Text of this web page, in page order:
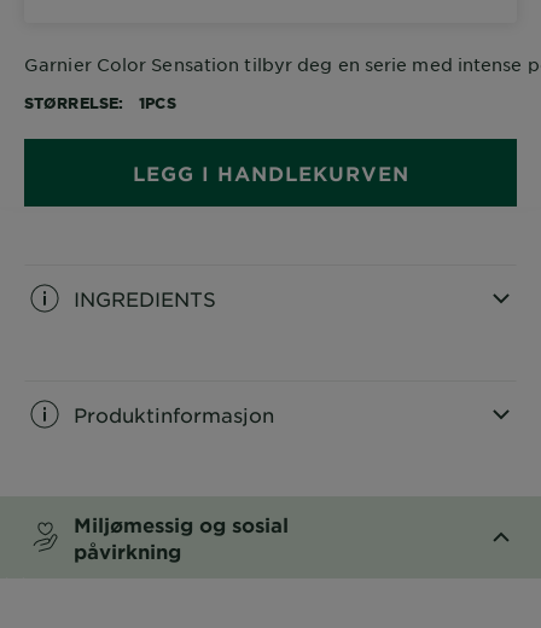
Garnier Color Sensation tilbyr deg en serie med intense
STØRRELSE 1PCS
LEGG I HANDLEKURVEN
INGREDIENTS
Produktinformasjon
Miljømessig og sosial
påvirkning